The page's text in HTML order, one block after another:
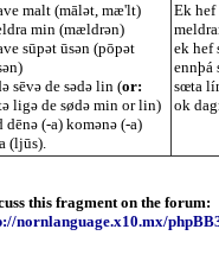
malt (mālət, mæ'lt)
min (mældrən)
sūpət ūsən (pōpət
sēvə de sədə lin (or:
ligə de sødə min or lin)
dēnə (-a) komənə (-a)
(ljūs).
Ek
ek hef
ennþá
sœta
ok
this fragment on the forum:
nornlanguage.x10.mx/